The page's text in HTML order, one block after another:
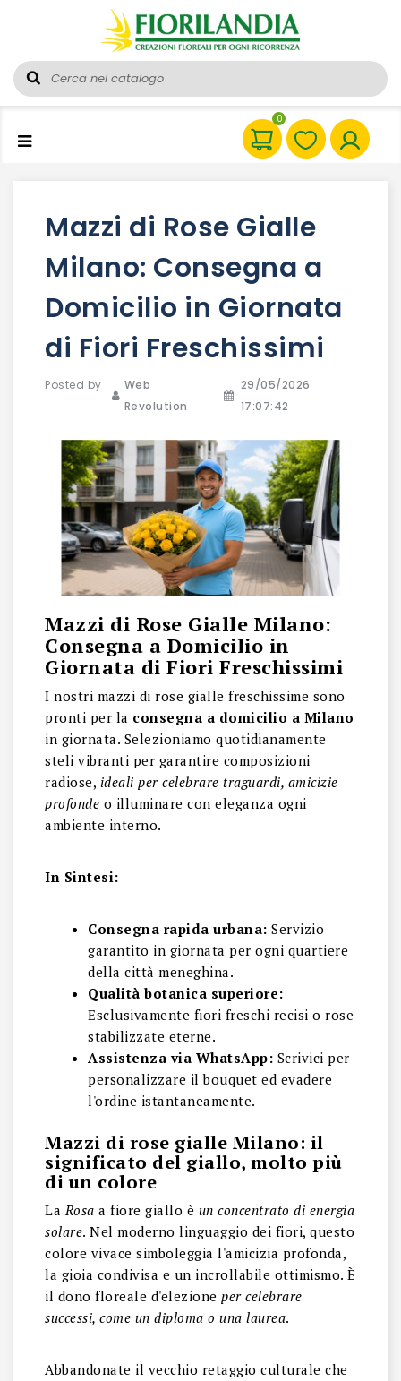
0
Mazzi di Rose Gialle
Milano: Consegna a
Domicilio in Giornata
di Fiori Freschissimi
Posted by
Web
Revolution
29/05/2026
17:07:42
Mazzi di Rose Gialle Milano:
Consegna a Domicilio in
Giornata di Fiori Freschissimi
I nostri mazzi di rose gialle freschissime sono
pronti per la consegna a domicilio a Milano
in giornata. Selezioniamo quotidianamente
steli vibranti per garantire composizioni
radiose, ideali per celebrare traguardi, amicizie
profonde o illuminare con eleganza ogni
ambiente interno.
In Sintesi:
Consegna rapida urbana: Servizio
garantito in giornata per ogni quartiere
della città meneghina.
Qualità botanica superiore:
Esclusivamente fiori freschi recisi o rose
stabilizzate eterne.
Assistenza via WhatsApp: Scrivici per
personalizzare il bouquet ed evadere
l'ordine istantaneamente.
Mazzi di rose gialle Milano: il
significato del giallo, molto più
di un colore
LaRosa a fiore giallo è un concentrato di energia
solare. Nel moderno linguaggio dei fiori, questo
colore vivace simboleggia l'amicizia profonda,
la gioia condivisa e un incrollabile ottimismo. È
il dono floreale d'elezione per celebrare
successi, come un diploma o una laurea.
Abbandonate il vecchio retaggio culturale che